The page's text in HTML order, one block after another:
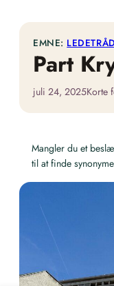
EMNE:
Part
juli 24, 2025Korte
Mangler du et
til at finde